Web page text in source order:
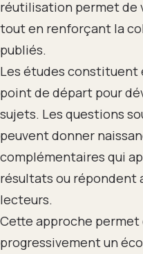
réutilisation permet de
tout en renforçant la
publiés.
Les études
point de départ pour
sujets. Les questions
peuvent donner
complémentaires qui
résultats ou répondent
lecteurs.
Cette approche
progressivement un